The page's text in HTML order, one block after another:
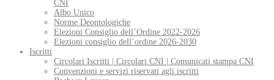
CNI
Albo Unico
Norme Deontologiche
Elezioni Consiglio dell’Ordine 2022-2026
Elezioni consiglio dell’ordine 2026-2030
Iscritti
Circolari Iscritti | Circolari CNI | Comunicati stampa CNI
Convenzioni e servizi riservati agli iscritti